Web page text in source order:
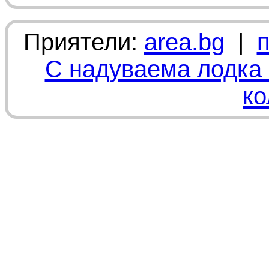
Приятели: area.bg |
С надуваема лодка